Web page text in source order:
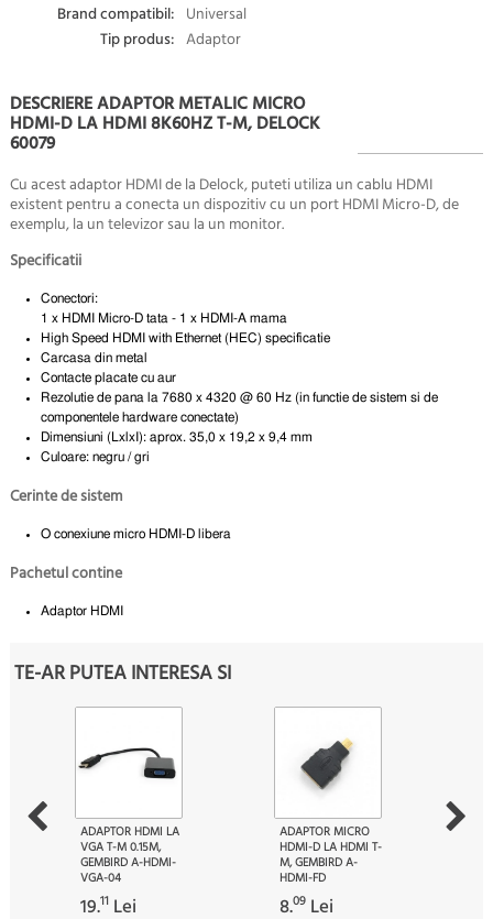
Brand compatibil: Universal
Tip produs: Adaptor
DESCRIERE ADAPTOR METALIC MICRO
HDMI-D LA HDMI 8K60HZ T-M, DELOCK
60079
Cu acest adaptor HDMI de la Delock, puteti utiliza un cablu HDMI
existent pentru a conecta un dispozitiv cu un port HDMI Micro-D, de
exemplu, la un televizor sau la un monitor.
Specificatii
Conectori:
1 x HDMI Micro-D tata - 1 x HDMI-A mama
High Speed HDMI with Ethernet (HEC) specificatie
Carcasa din metal
Contacte placate cu aur
Rezolutie de pana la 7680 x 4320 @ 60 Hz (in functie de sistem si de
componentele hardware conectate)
Dimensiuni (LxlxI): aprox. 35,0 x 19,2 x 9,4 mm
Culoare: negru / gri
Cerinte de sistem
O conexiune micro HDMI-D libera
Pachetul contine
Adaptor HDMI
TE-AR PUTEA INTERESA SI
ADAPTOR HDMI LA
VGA T-M 0.15M,
GEMBIRD A-HDMI-
VGA-04
19.11 Lei
ADAPTOR MICRO
HDMI-D LA HDMI T-
M, GEMBIRD A-
HDMI-FD
8.09 Lei